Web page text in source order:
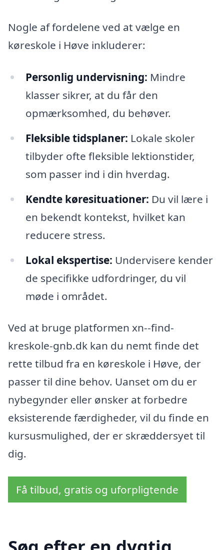
Nogle af fordelene ved at vælge en
køreskole i Høve inkluderer:
Personlig undervisning: Mindre
klasser sikrer, at du får den
opmærksomhed, du behøver.
Fleksible tidsplaner: Lokale skoler
tilbyder ofte fleksible lektionstider,
som passer ind i din hverdag.
Kendte køresituationer: Du vil lære i
en bekendt kontekst, hvilket kan
reducere stress.
Lokal ekspertise: Undervisere kender
de specifikke udfordringer, du vil
møde i området.
Ved at bruge platformen xn--find-
kreskole-gnb.dk kan du nemt finde det
rette tilbud fra en køreskole i Høve, der
passer til dine behov. Uanset om du er
nybegynder eller ønsker at forbedre
eksisterende færdigheder, vil du finde en
kursusmulighed, der er skræddersyet til
dig.
Få tilbud, gratis og uforpligtende